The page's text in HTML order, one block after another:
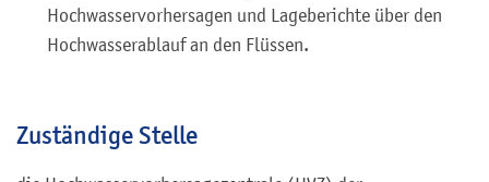
Hochwasservorhersagen und Lageberichte über den
Hochwasserablauf an den Flüssen.
Zuständige Stelle